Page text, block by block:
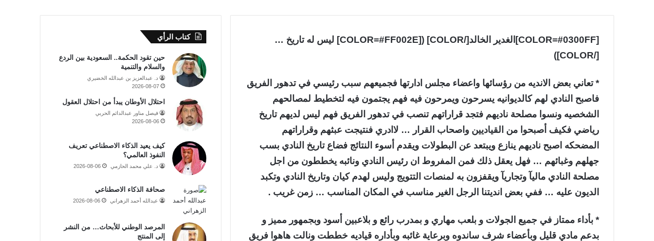
[COLOR=#0300FF]الغدير الخالد[/COLOR] ([COLOR=#FF002E] ليس له تاريخ …
[/COLOR])
* تعاني بعض الانديه من رؤسائها واعضاء مجلس ادارتها فجميعهم سبب رئيسي في تدهور الفريق
فاصبح النادي لهم كالديوانيه يسرحون ويمرحون فيه فهم يجتمون فيه لتخطيط لمصالحهم
الشخصيه ونسوا مصلحة ناديهم فتجد قراراتهم تنصب في تدهور الفريق فهم ليس لديهم تاريخ
رياضي فكيف أصبحوا من القياديين واصحاب القرار … لاادري فنتيجت عبثهم وقراراتهم
المضحكه اصبح ناديهم ينازع ويبتعد عن البطولات ويقدم أسوء النتائج فضاع تاريخ النادي بسب
جهلهم وغبائهم … فهل يعقل ذلك فمن المفروط ان رئيس النادي ونائبه يخططون من اجل
مصلحة النادي ماليآ وتجاريآ ويقفزون به لمنصات التتويج وليس لهدم كيان وتاريخ النادي وتكبد
الديون عليه … ففي بعض انديتنا الرجل الغير مناسب في المكان المناسب … زمن غريب .
* بأداء ممتاز في جميع الجولات و بلعب مهاري و بمدرب رائع و بلاعبين أسود وبجمهور مميز و
بدعم مادي قليل وبأعضاء شرف ساندوه وبرعاية غائبه وبأداره قياديه خططت ونالت هاهوا فريق
كتاب الرأي
حين تقود الحكمة.. السعودية بين الردع
والسلام والتنمية
د. عبدالعزيز بن عبدالله الخضيري
2026-08-07
احتلال الأوطان يبدأ من احتلال العقول
فيصل مناور عبدالدائم الحربي
2026-08-06
كيف يعيد الذكاء الاصطناعي تعريف
النفوذ العالمي؟
د. علي محمد الحازمي 2026-08-06
صحافة الذكاء الاصطناعي
عبدالله أحمد الزهراني 2026-08-06
المرصد الوطني للأبحاث… من النشر
إلى المنتج